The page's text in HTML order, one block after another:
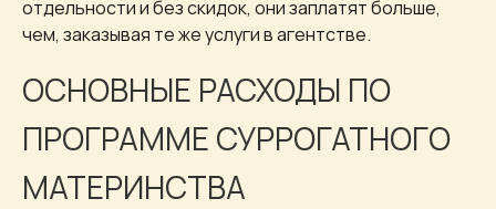
отдельности и без скидок, они заплатят больше,
чем, заказывая те же услуги в агентстве.
ОСНОВНЫЕ РАСХОДЫ ПО
ПРОГРАММЕ СУРРОГАТНОГО
МАТЕРИНСТВА